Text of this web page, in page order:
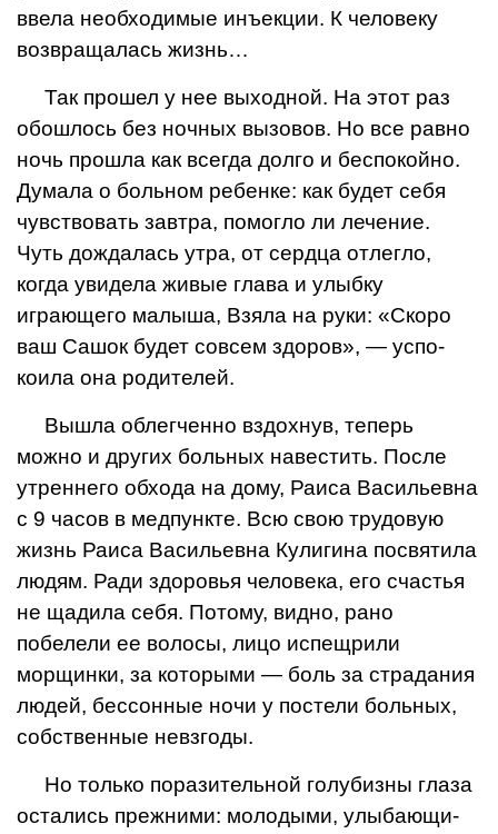
ввела необходимые инъек­ции. К человеку
возвращалась жизнь…
Так прошел у нее выходной. На этот раз
обошлось без ноч­ных вызовов. Но все равно
ночь прошла как всегда долго и беспокойно.
Думала о больном ре­бенке: как будет себя
чувст­вовать завтра, помогло ли ле­чение.
Чуть дождалась утра, от сердца отлегло,
когда уви­дела живые глава и улыбку
играющего малыша, Взяла на руки: «Скоро
ваш Сашок бу­дет совсем здоров», — успо­
коила она родителей.
Вышла облегченно вздохнув, теперь
можно и других боль­ных навестить. После
утреннего обхода на дому, Раиса Васильевна
с 9 часов в медпункте. Всю свою трудовую
жизнь Раиса Васильевна Кулигина посвятила
людям. Ради здоровья человека, его счастья
не щадила себя. По­тому, видно, рано
побелели ее волосы, лицо испещрили
морщинки, за которыми — боль за страдания
людей, бессонные ночи у постели больных,
собственные невзгоды.
Но только поразительной голубизны глаза
остались прежними: молодыми, улыбающи­